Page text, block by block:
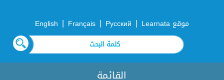
موقع Learnata |
Русский
|
Français
|
English
القائمة